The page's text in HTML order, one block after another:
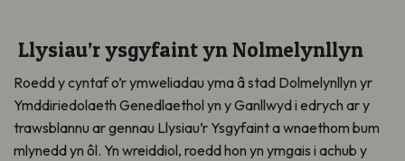
Llysiau’r ysgyfaint yn Nolmelynllyn
Roedd y cyntaf o’r ymweliadau yma â stad Dolmelynllyn yr
Ymddiriedolaeth Genedlaethol yn y Ganllwyd i edrych ar y
trawsblannu ar gennau Llysiau’r Ysgyfaint a wnaethom bum
mlynedd yn ôl. Yn wreiddiol, roedd hon yn ymgais i achub y